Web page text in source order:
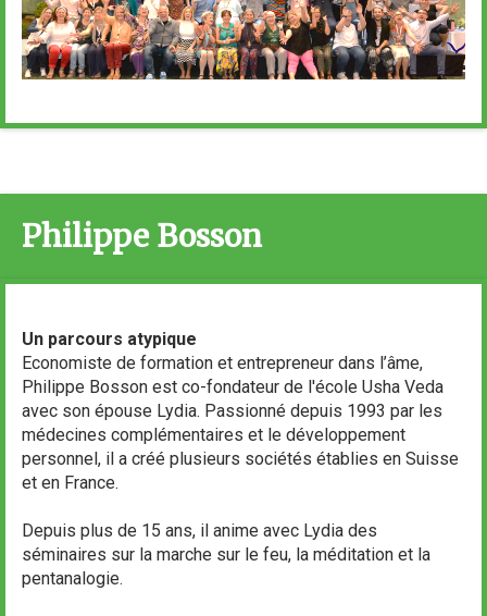
Philippe Bosson
Un parcours atypique
Economiste de formation et entrepreneur dans l’âme,
Philippe Bosson est co-fondateur de l'école Usha Veda
avec son épouse Lydia. Passionné depuis 1993 par les
médecines complémentaires et le développement
personnel, il a créé plusieurs sociétés établies en Suisse
et en France.
Depuis plus de 15 ans, il anime avec Lydia des
séminaires sur la marche sur le feu, la méditation et la
pentanalogie.